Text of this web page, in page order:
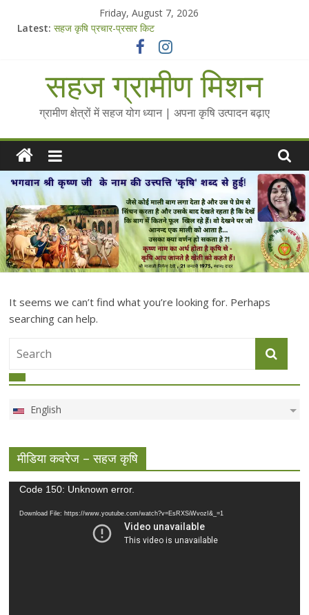
Friday, August 7, 2026
Latest: सहज कृषि प्रचार-प्रसार किट
Standee Designs @ 2025 for Sahaj Krishi Promotions
Chalo Gaon Ki Or Abhiyaan - 2025-26
Collected Talks on Vibrated Water
सहज ग्रामीण मिशन
ग्रामीण क्षेत्रों में सहज योग ध्यान | अपना कृषि उत्पादन बढ़ाए
It seems we can’t find what you’re looking for. Perhaps
searching can help.
English
मीडिया कवरेज – सहज कृषि
Video
Code 150: Unknown error.
Download File: https://www.youtube.com/watch?v=EsRXSiWvozI&_=1